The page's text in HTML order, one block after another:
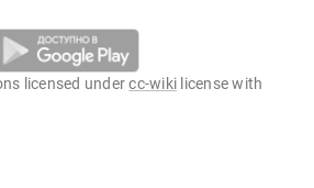
licensed undercc-wiki license with